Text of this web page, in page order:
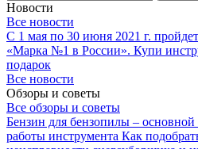
Новости
Все новости
С 1 мая по 30 июня 2021 г.
«Марка №1 в России». Купи
подарок
Все новости
Обзоры и советы
Все обзоры и советы
Бензин для бензопилы –
работы инструмента Как